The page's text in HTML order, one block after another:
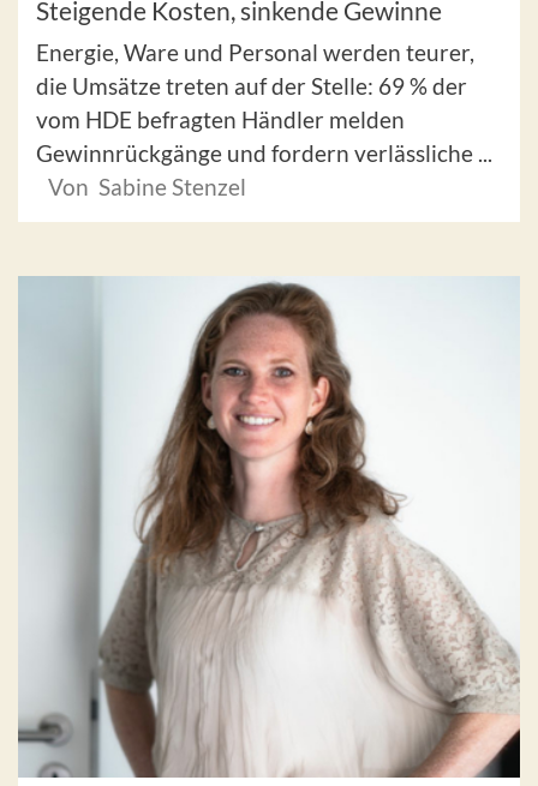
Steigende Kosten, sinkende Gewinne
Energie, Ware und Personal werden teurer,
die Umsätze treten auf der Stelle: 69 % der
vom HDE befragten Händler melden
Gewinnrückgänge und fordern verlässliche ...
Von Sabine Stenzel